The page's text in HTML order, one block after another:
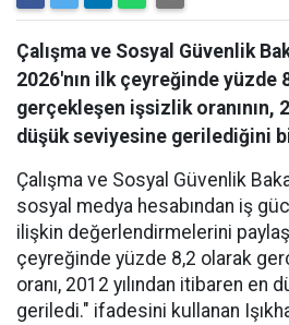
Çalışma ve Sosyal Güvenlik
2026'nın ilk çeyreğinde yüzde
gerçekleşen işsizlik oranının,
düşük seviyesine gerilediğini
Çalışma ve Sosyal Güvenlik
sosyal medya hesabından iş
ilişkin değerlendirmelerini
çeyreğinde yüzde 8,2 olarak
oranı, 2012 yılından itibaren en
geriledi." ifadesini kullanan